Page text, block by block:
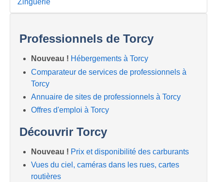
Zinguerie
Professionnels de Torcy
Nouveau ! Hébergements à Torcy
Comparateur de services de professionnels à
Torcy
Annuaire de sites de professionnels à Torcy
Offres d'emploi à Torcy
Découvrir Torcy
Nouveau ! Prix et disponibilité des carburants
Vues du ciel, caméras dans les rues, cartes
routières